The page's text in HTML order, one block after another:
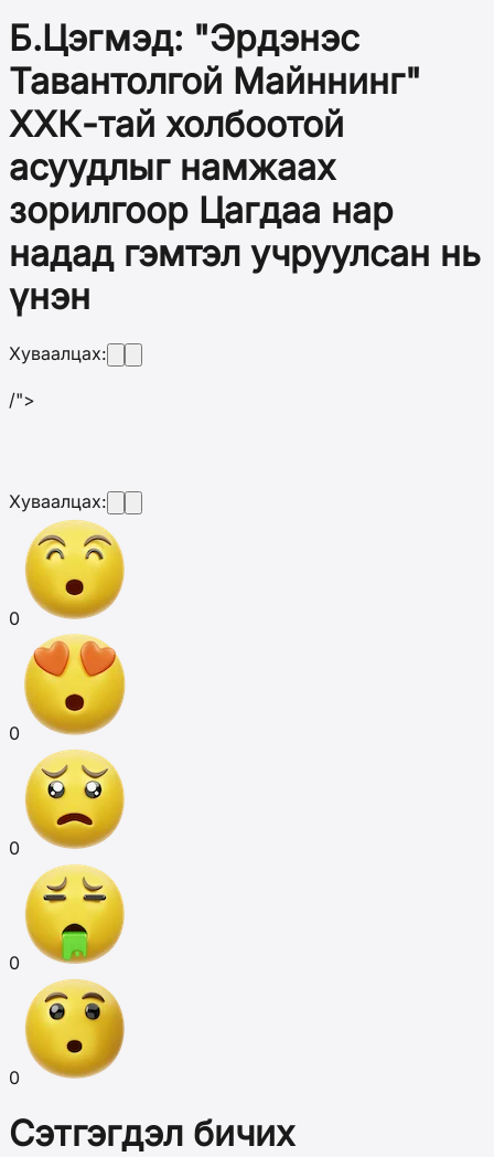
Б.Цэгмэд: "Эрдэнэс
Тавантолгой Майннинг"
ХХК-тай холбоотой
асуудлыг намжаах
зорилгоор Цагдаа нар
надад гэмтэл учруулсан нь
үнэн
Хуваалцах:
/">
Хуваалцах:
0
0
0
0
0
Сэтгэгдэл бичих